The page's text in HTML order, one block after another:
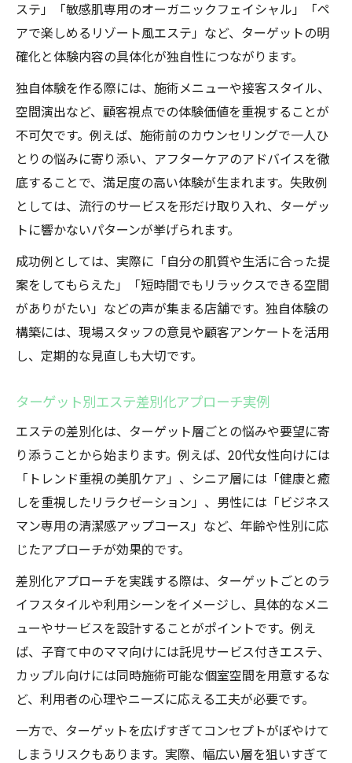
ステ」「敏感肌専用のオーガニックフェイシャル」「ペ
アで楽しめるリゾート風エステ」など、ターゲットの明
確化と体験内容の具体化が独自性につながります。
独自体験を作る際には、施術メニューや接客スタイル、
空間演出など、顧客視点での体験価値を重視することが
不可欠です。例えば、施術前のカウンセリングで一人ひ
とりの悩みに寄り添い、アフターケアのアドバイスを徹
底することで、満足度の高い体験が生まれます。失敗例
としては、流行のサービスを形だけ取り入れ、ターゲッ
トに響かないパターンが挙げられます。
成功例としては、実際に「自分の肌質や生活に合った提
案をしてもらえた」「短時間でもリラックスできる空間
がありがたい」などの声が集まる店舗です。独自体験の
構築には、現場スタッフの意見や顧客アンケートを活用
し、定期的な見直しも大切です。
ターゲット別エステ差別化アプローチ実例
エステの差別化は、ターゲット層ごとの悩みや要望に寄
り添うことから始まります。例えば、20代女性向けには
「トレンド重視の美肌ケア」、シニア層には「健康と癒
しを重視したリラクゼーション」、男性には「ビジネス
マン専用の清潔感アップコース」など、年齢や性別に応
じたアプローチが効果的です。
差別化アプローチを実践する際は、ターゲットごとのラ
イフスタイルや利用シーンをイメージし、具体的なメニ
ューやサービスを設計することがポイントです。例え
ば、子育て中のママ向けには託児サービス付きエステ、
カップル向けには同時施術可能な個室空間を用意するな
ど、利用者の心理やニーズに応える工夫が必要です。
一方で、ターゲットを広げすぎてコンセプトがぼやけて
しまうリスクもあります。実際、幅広い層を狙いすぎて